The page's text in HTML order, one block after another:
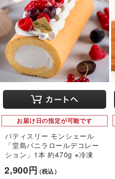
お届け日の指定が可能です
パティスリー モンシェール
「堂島バニラロールデコレー
ション」1本 約470g ※冷凍
2,900円（税込）